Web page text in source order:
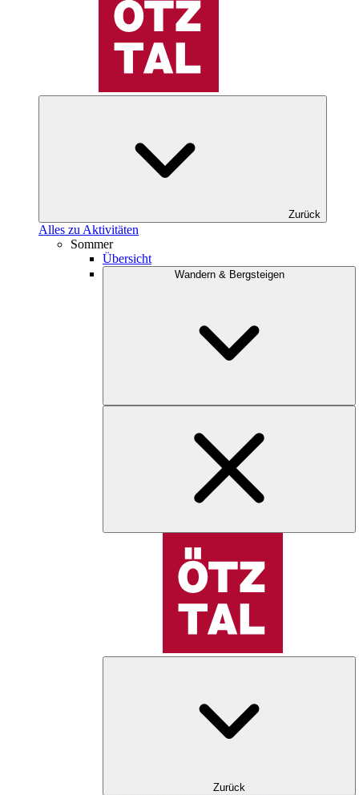
Zurück
Alles zu Aktivitäten
Sommer
Übersicht
Wandern & Bergsteigen
Zurück